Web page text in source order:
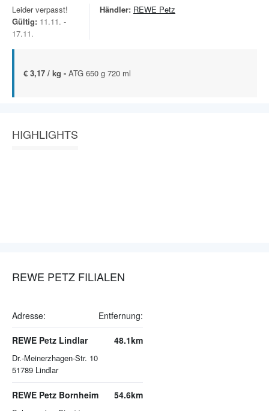
Leider verpasst!
Gültig: 11.11. -
17.11.
Händler: REWE Petz
€ 3,17 / kg - ATG 650 g 720 ml
HIGHLIGHTS
REWE PETZ FILIALEN
Adresse: Entfernung:
REWE Petz Lindlar
Dr.-Meinerzhagen-Str. 10
51789 Lindlar
48.1km
REWE Petz Bornheim 54.6km